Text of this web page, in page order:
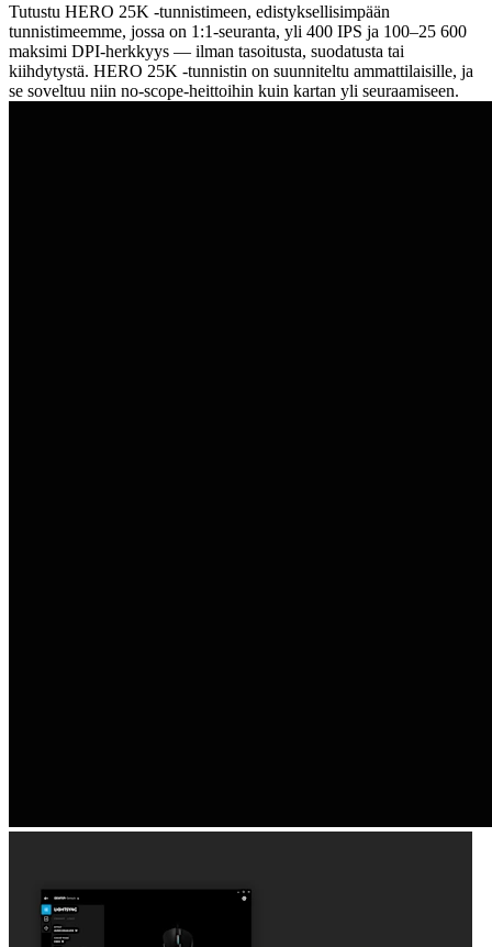
Tutustu HERO 25K -tunnistimeen, edistyksellisimpään
tunnistimeemme, jossa on 1:1-seuranta, yli 400 IPS ja 100–25 600
maksimi DPI-herkkyys — ilman tasoitusta, suodatusta tai
kiihdytystä. HERO 25K -tunnistin on suunniteltu ammattilaisille, ja
se soveltuu niin no-scope-heittoihin kuin kartan yli seuraamiseen.